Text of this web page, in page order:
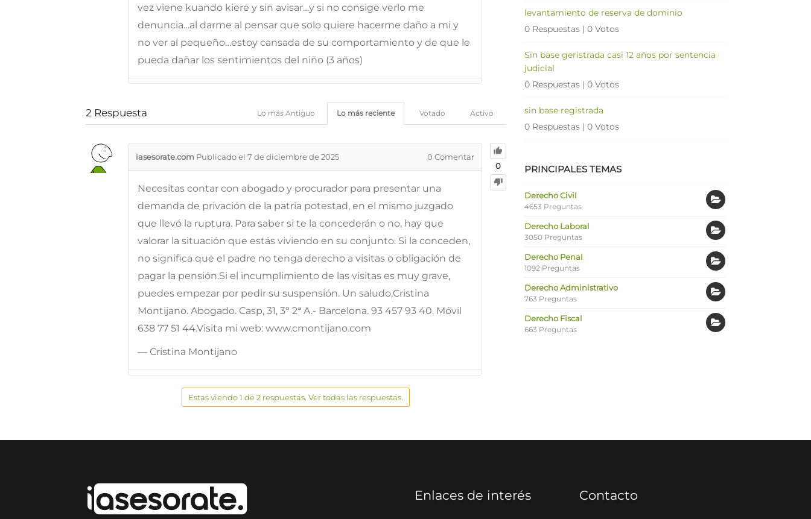
vez viene kuando kiere y sin avisar…y si no consige verlo me
denuncia…al darme al pensar que solo quiere hacerme daño a mi y
no ver al pequeño…estoy cansada de su comportamiento y de que le
pueda dañar los sentimientos del niño (3 años)
2 Respuesta Activo
Votado
Lo más reciente
Lo más Antiguo
0
iasesorate.com Publicado el 7 de diciembre de 2025 0 Comentar
Necesitas contar con abogado y procurador para presentar una
demanda de privación de la patria potestad, en el mismo juzgado
que llevó la ruptura. Para saber si te la concederán o no, hay que
valorar la situación que estás viviendo en su conjunto. Si la conceden,
no significa que el padre no tenga derecho a visitas o obligación de
pagar la pensión.Si el incumplimiento de las visitas es muy grave,
puedes empezar por pedir su suspensión. Un saludo,Cristina
Montijano. Abogado. Casp, 31, 3º 2ª A.- Barcelona. 93 457 93 40. Móvil
638 77 51 44.Visita mi web: www.cmontijano.com
— Cristina Montijano
Estas viendo 1 de 2 respuestas. Ver todas las respuestas.
levantamiento de reserva de dominio
0 Respuestas | 0 Votos
Sin base geristrada casi 12 años por sentencia
judicial
0 Respuestas | 0 Votos
sin base registrada
0 Respuestas | 0 Votos
PRINCIPALES TEMAS
Derecho Civil
4653 Preguntas
Derecho Laboral
3050 Preguntas
Derecho Penal
1092 Preguntas
Derecho Administrativo
763 Preguntas
Derecho Fiscal
663 Preguntas
Enlaces de interés Contacto